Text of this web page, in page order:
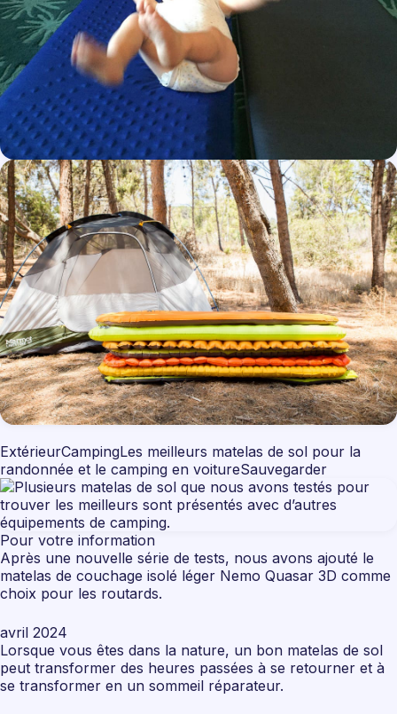
ExtérieurCampingLes meilleurs matelas de sol pour la
randonnée et le camping en voitureSauvegarder
Pour votre information
Après une nouvelle série de tests, nous avons ajouté le
matelas de couchage isolé léger Nemo Quasar 3D comme
choix pour les routards.
avril 2024
Lorsque vous êtes dans la nature, un bon matelas de sol
peut transformer des heures passées à se retourner et à
se transformer en un sommeil réparateur.